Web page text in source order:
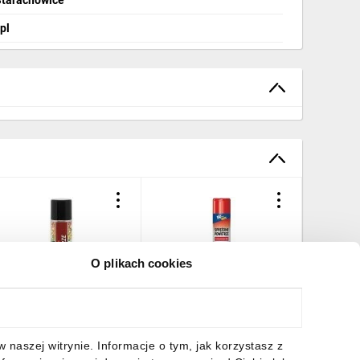
O plikach cookies
naszej witrynie. Informacje o tym, jak korzystasz z
zł brutto 19,96 złbrutto